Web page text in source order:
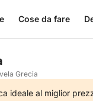
Cose da fare
Grecia
ideale al miglior